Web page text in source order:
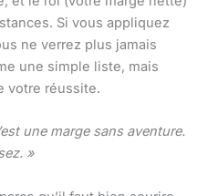
Si vous appliquez
ne verrez plus jamais
une simple liste, mais
votre réussite.
une marge sans aventure.
»